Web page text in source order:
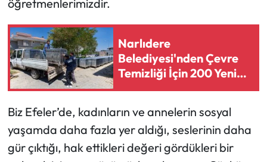
öğretmenlerimizdir.
Narlıdere
Belediyesi'nden Çevre
Temizliği İçin 200 Yeni
Çöp Konteyneri
Biz Efeler’de, kadınların ve annelerin sosyal
yaşamda daha fazla yer aldığı, seslerinin daha
gür çıktığı, hak ettikleri değeri gördükleri bir